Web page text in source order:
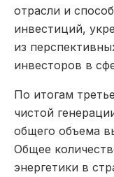
отрасли и
инвестиций,
из
инвесторов в
По итогам
чистой
общего объема
Общее
энергетики в